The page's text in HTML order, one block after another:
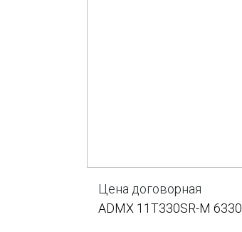
Цена договорная
ADMX 11T330SR-M 6330